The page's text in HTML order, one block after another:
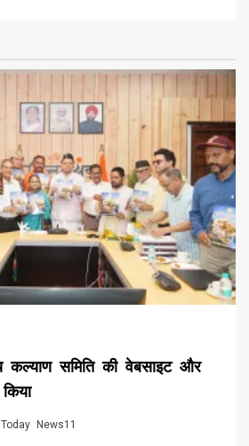
कल्याण समिति की वेबसाइट और
Today News11